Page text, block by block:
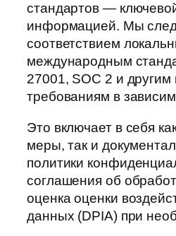
стандартов —
информацией. Мы
соответствием
международным
27001, SOC 2 и
требованиям в
Это включает в себя
меры, так и
политики
соглашения об
оценка оценки
данных (DPIA) при